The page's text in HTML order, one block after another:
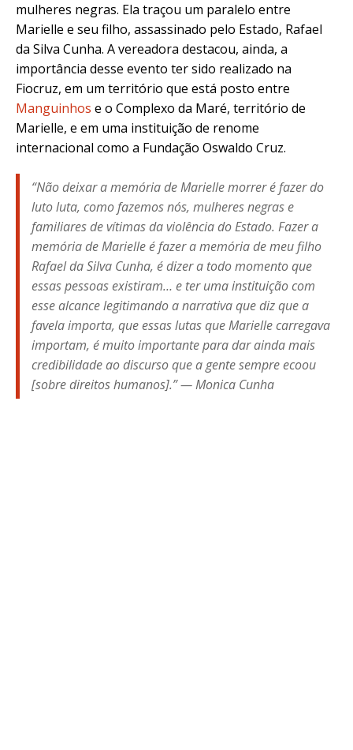
mulheres negras. Ela traçou um paralelo entre
Marielle e seu filho, assassinado pelo Estado, Rafael
da Silva Cunha. A vereadora destacou, ainda, a
importância desse evento ter sido realizado na
Fiocruz, em um território que está posto entre
Manguinhos e o Complexo da Maré, território de
Marielle, e em uma instituição de renome
internacional como a Fundação Oswaldo Cruz.
“Não deixar a memória de Marielle morrer é fazer do
luto luta, como fazemos nós, mulheres negras e
familiares de vítimas da violência do Estado. Fazer a
memória de Marielle é fazer a memória de meu filho
Rafael da Silva Cunha, é dizer a todo momento que
essas pessoas existiram… e ter uma instituição com
esse alcance legitimando a narrativa que diz que a
favela importa, que essas lutas que Marielle carregava
importam, é muito importante para dar ainda mais
credibilidade ao discurso que a gente sempre ecoou
[sobre direitos humanos].” — Monica Cunha